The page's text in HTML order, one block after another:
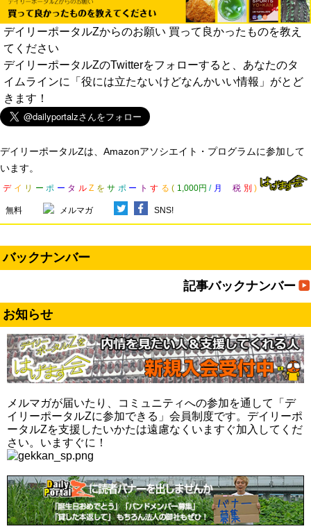
デイリーポータルZからのお願い 買って良かったものを教え
てください
デイリーポータルZのTwitterをフォローすると、あなたのタ
イムラインに「役には立たないけどなんかいい情報」がとど
きます！
デイリーポータルZは、Amazonアソシエイト・プログラムに参加して
います。
デ イ リ ー ポ ー タ ル Z を サ ポ ー ト す る ( 1,000円 / 月 税 別 )
無料 メルマガ SNS!
バックナンバー
記事バックナンバー
お知らせ
メルマガが届いたり、コミュニティへの参加を通して「デ
イリーポータルZに参加できる」会員制度です。デイリーポ
ータルZを支援したいかたは遠慮なくいますぐ加入してくだ
さい。いますぐに！